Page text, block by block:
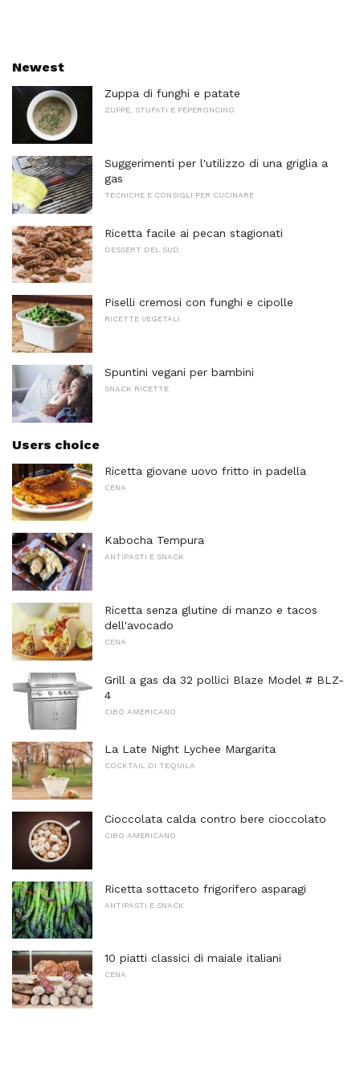
Newest
Zuppa di funghi e patate
ZUPPE, STUFATI E PEPERONCINO
Suggerimenti per l'utilizzo di una griglia a
gas
TECNICHE E CONSIGLI PER CUCINARE
Ricetta facile ai pecan stagionati
DESSERT DEL SUD
Piselli cremosi con funghi e cipolle
RICETTE VEGETALI
Spuntini vegani per bambini
SNACK RICETTE
Users choice
Ricetta giovane uovo fritto in padella
CENA
Kabocha Tempura
ANTIPASTI E SNACK
Ricetta senza glutine di manzo e tacos
dell'avocado
CENA
Grill a gas da 32 pollici Blaze Model # BLZ-
4
CIBO AMERICANO
La Late Night Lychee Margarita
COCKTAIL DI TEQUILA
Cioccolata calda contro bere cioccolato
CIBO AMERICANO
Ricetta sottaceto frigorifero asparagi
ANTIPASTI E SNACK
10 piatti classici di maiale italiani
CENA